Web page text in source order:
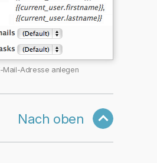
Mail-Adresse anlegen
Nach oben